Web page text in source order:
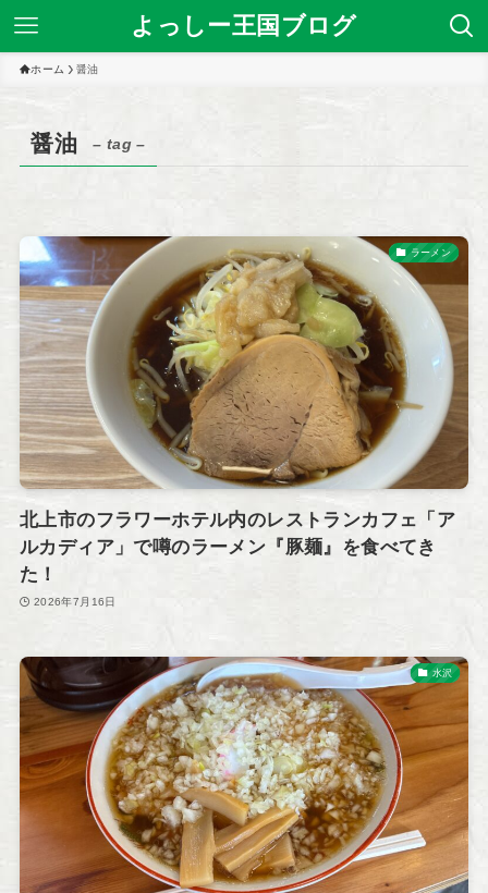
よっしー王国ブログ
ホーム 醤油
醤油 – tag –
ラーメン
北上市のフラワーホテル内のレストランカフェ「ア
ルカディア」で噂のラーメン『豚麺』を食べてき
た！
2026年7月16日
水沢